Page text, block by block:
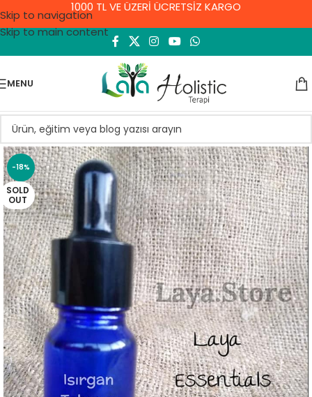
Skip to navigation
Skip to main content
1000 TL VE ÜZERİ ÜCRETSİZ KARGO
MENU
-18%
SOLD
OUT